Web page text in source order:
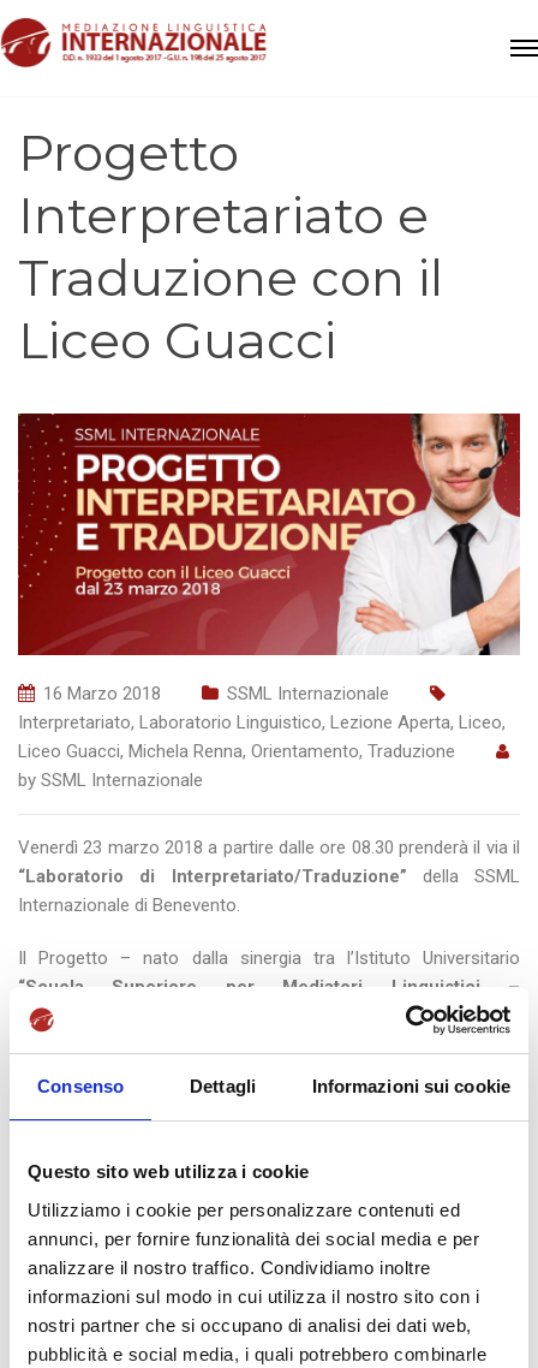
Consenso Dettagli Informazioni sui cookie
Questo sito web utilizza i cookie
Utilizziamo i cookie per personalizzare contenuti ed
annunci, per fornire funzionalità dei social media e per
analizzare il nostro traffico. Condividiamo inoltre
informazioni sul modo in cui utilizza il nostro sito con i
nostri partner che si occupano di analisi dei dati web,
pubblicità e social media, i quali potrebbero combinarle
Progetto
Interpretariato e
Traduzione con il
Liceo Guacci
16 Marzo 2018
SSML Internazionale
Interpretariato, Laboratorio Linguistico, Lezione Aperta, Liceo,
Liceo Guacci, Michela Renna, Orientamento, Traduzione
by SSML Internazionale
Venerdì 23 marzo 2018 a partire dalle ore 08.30 prenderà il via il
“Laboratorio di Interpretariato/Traduzione” della SSML
Internazionale di Benevento.
Il Progetto – nato dalla sinergia tra l’Istituto Universitario
“Scuola Superiore per Mediatori Linguistici –
Internazionale”
Liceo Statale “G. Guacci”di Benevento
altamente professionalizzati focalizzati sulla Lingua Inglese e
Le attività didattiche si svolgeranno nel Laboratorio Linguistico
della SSML e saranno coordinate dallaProf.ssa Michela
Renna, Interprete e Traduttrice professionista e docente di
Teoria della traduzionee di Lingua Inglesepresso la Scuola
Superiore per Mediatori Linguistici – Internazionale.
Il “Laboratorio di Interpretariato/Traduzione” rientra nell’ambito